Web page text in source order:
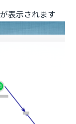
表示されます